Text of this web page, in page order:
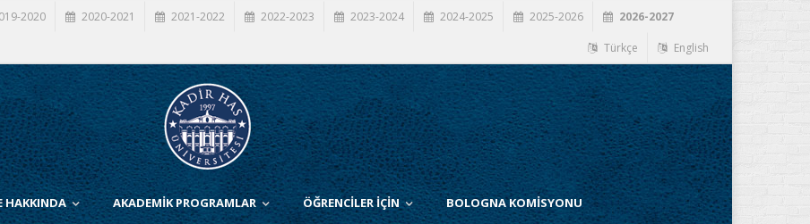
2020 2020-2021 2021-2022 2022-2023 2023-2024 2024-2025 2025-2026 2026-2027
Türkçe English
HAKKINDA AKADEMİK PROGRAMLAR ÖĞRENCİLER İÇİN BOLOGNA KOMİSYONU